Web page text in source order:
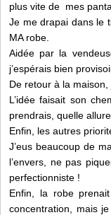
plus vite de mes
Je me drapai dans le
MA robe.
Aidée par la
j’espérais bien
De retour à la maison,
L’idée faisait son
prendrais, quelle
Enfin, les autres
J’eus beaucoup de
l’envers, ne pas
perfectionniste !
Enfin, la robe
concentration, mais